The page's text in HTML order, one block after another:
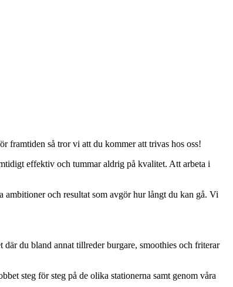
framtiden så tror vi att du kommer att trivas hos oss!
effektiv och tummar aldrig på kvalitet. Att arbeta i
och resultat som avgör hur långt du kan gå. Vi
du bland annat tillreder burgare, smoothies och friterar
steg för steg på de olika stationerna samt genom våra